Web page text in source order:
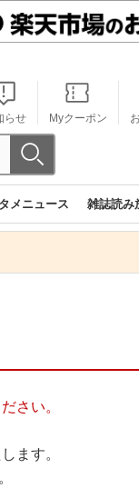
らせ Myクーポン
メニュース 雑誌読み
さい。
ます。